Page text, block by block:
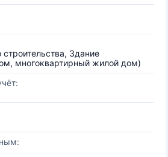
Здание
многоквартирный жилой дом)